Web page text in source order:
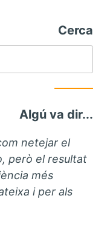
Cerca
Algú va dir...
netejar el
però el resultat
més
i per als